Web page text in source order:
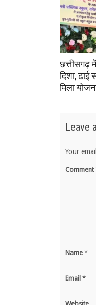
छत्तीसगढ़
दिशा, ढाई
मिला
Leave
Your
Comment
Name *
Email *